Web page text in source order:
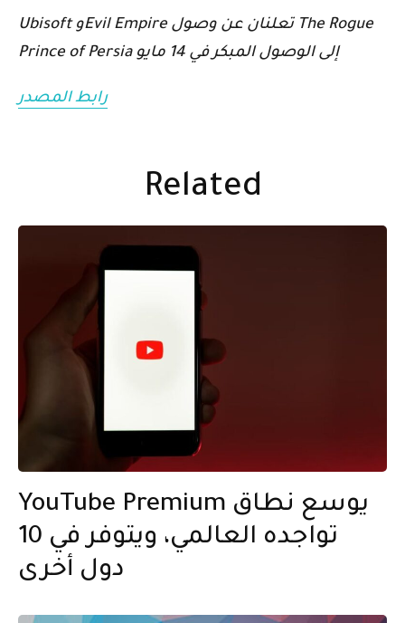
Ubisoft وEvil Empire تعلنان عن وصول The Rogue
Prince of Persia إلى الوصول المبكر في 14 مايو
رابط المصدر
Related
YouTube Premium يوسع نطاق
تواجده العالمي، ويتوفر في 10
دول أخرى